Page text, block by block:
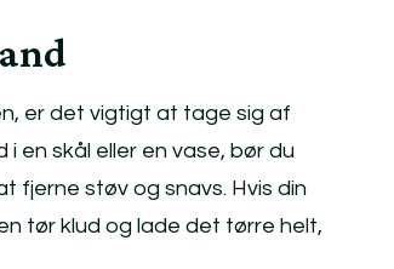
er det vigtigt at tage sig af
en skål eller en vase, bør du
fjerne støv og snavs. Hvis din
tør klud og lade det tørre helt,